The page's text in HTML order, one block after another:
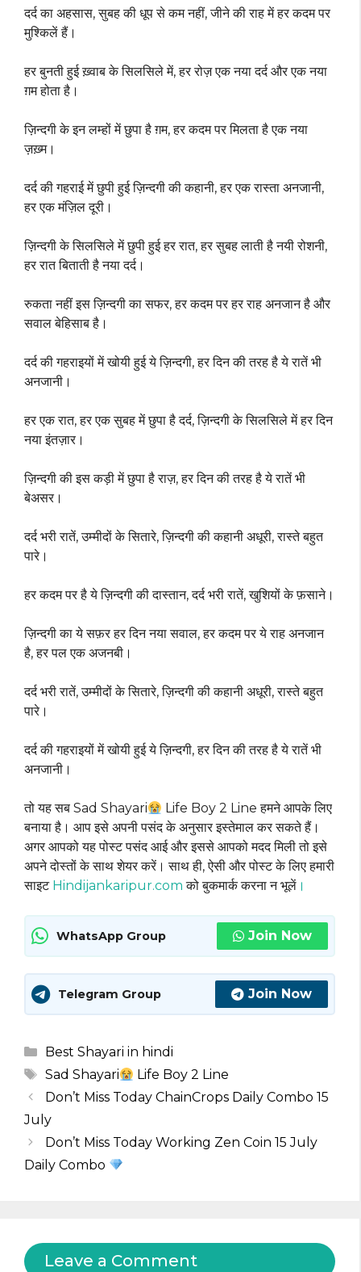
दर्द का अहसास, सुबह की धूप से कम नहीं, जीने की राह में हर कदम पर
मुश्किलें हैं।
हर बुनती हुई ख़्वाब के सिलसिले में, हर रोज़ एक नया दर्द और एक नया
ग़म होता है।
ज़िन्दगी के इन लम्हों में छुपा है ग़म, हर कदम पर मिलता है एक नया
ज़ख़्म।
दर्द की गहराई में छुपी हुई ज़िन्दगी की कहानी, हर एक रास्ता अनजानी,
हर एक मंज़िल दूरी।
ज़िन्दगी के सिलसिले में छुपी हुई हर रात, हर सुबह लाती है नयी रोशनी,
हर रात बिताती है नया दर्द।
रुकता नहीं इस ज़िन्दगी का सफर, हर कदम पर हर राह अनजान है और
सवाल बेहिसाब है।
दर्द की गहराइयों में खोयी हुई ये ज़िन्दगी, हर दिन की तरह है ये रातें भी
अनजानी।
हर एक रात, हर एक सुबह में छुपा है दर्द, ज़िन्दगी के सिलसिले में हर दिन
नया इंतज़ार।
ज़िन्दगी की इस कड़ी में छुपा है राज़, हर दिन की तरह है ये रातें भी
बेअसर।
दर्द भरी रातें, उम्मीदों के सितारे, ज़िन्दगी की कहानी अधूरी, रास्ते बहुत
पारे।
हर कदम पर है ये ज़िन्दगी की दास्तान, दर्द भरी रातें, खुशियों के फ़साने।
ज़िन्दगी का ये सफ़र हर दिन नया सवाल, हर कदम पर ये राह अनजान
है, हर पल एक अजनबी।
दर्द भरी रातें, उम्मीदों के सितारे, ज़िन्दगी की कहानी अधूरी, रास्ते बहुत
पारे।
दर्द की गहराइयों में खोयी हुई ये ज़िन्दगी, हर दिन की तरह है ये रातें भी
अनजानी।
तो यह सब Sad Shayari
Life Boy 2 Line हमने आपके लिए
बनाया है। आप इसे अपनी पसंद के अनुसार इस्तेमाल कर सकते हैं।
अगर आपको यह पोस्ट पसंद आई और इससे आपको मदद मिली तो इसे
अपने दोस्तों के साथ शेयर करें। साथ ही, ऐसी और पोस्ट के लिए हमारी
साइट Hindijankaripur.com को बुकमार्क करना न भूलें ।
WhatsApp Group Join Now
Telegram Group Join Now
Categories
Best Shayari in hindi
Tags
Sad Shayari
Life Boy 2 Line
Don’t Miss Today ChainCrops Daily Combo 15
July
Don’t Miss Today Working Zen Coin 15 July
Daily Combo
Leave a Comment